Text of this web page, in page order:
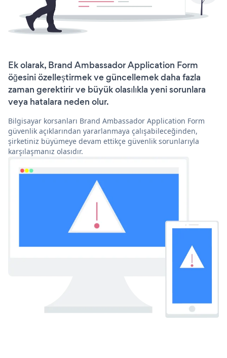
Ek olarak, Brand Ambassador Application Form
öğesini özelleştirmek ve güncellemek daha fazla
zaman gerektirir ve büyük olasılıkla yeni sorunlara
veya hatalara neden olur.
Bilgisayar korsanları Brand Ambassador Application Form
güvenlik açıklarından yararlanmaya çalışabileceğinden,
şirketiniz büyümeye devam ettikçe güvenlik sorunlarıyla
karşılaşmanız olasıdır.